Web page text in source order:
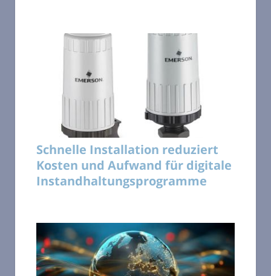
Schnelle Installation reduziert
Kosten und Aufwand für digitale
Instandhaltungsprogramme